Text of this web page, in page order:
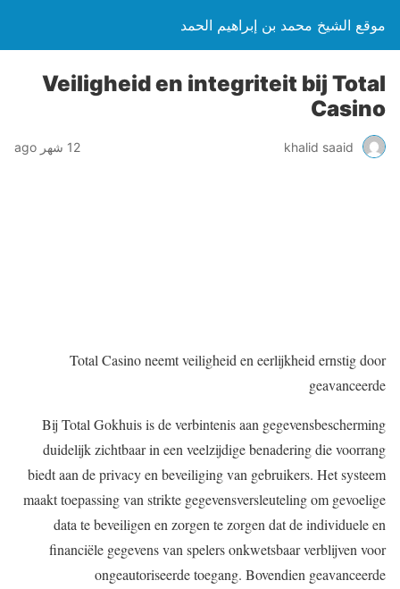
موقع الشيخ محمد بن إبراهيم الحمد
Veiligheid en integriteit bij Total
Casino
khalid saaid 12 شهر ago
Total Casino neemt veiligheid en eerlijkheid ernstig door
geavanceerde
Bij Total Gokhuis is de verbintenis aan gegevensbescherming
duidelijk zichtbaar in een veelzijdige benadering die voorrang
biedt aan de privacy en beveiliging van gebruikers. Het systeem
maakt toepassing van strikte gegevensversleuteling om gevoelige
data te beveiligen en zorgen te zorgen dat de individuele en
financiële gegevens van spelers onkwetsbaar verblijven voor
ongeautoriseerde toegang. Bovendien geavanceerde